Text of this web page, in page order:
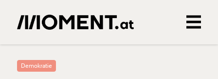
0Treffer
Demokratie